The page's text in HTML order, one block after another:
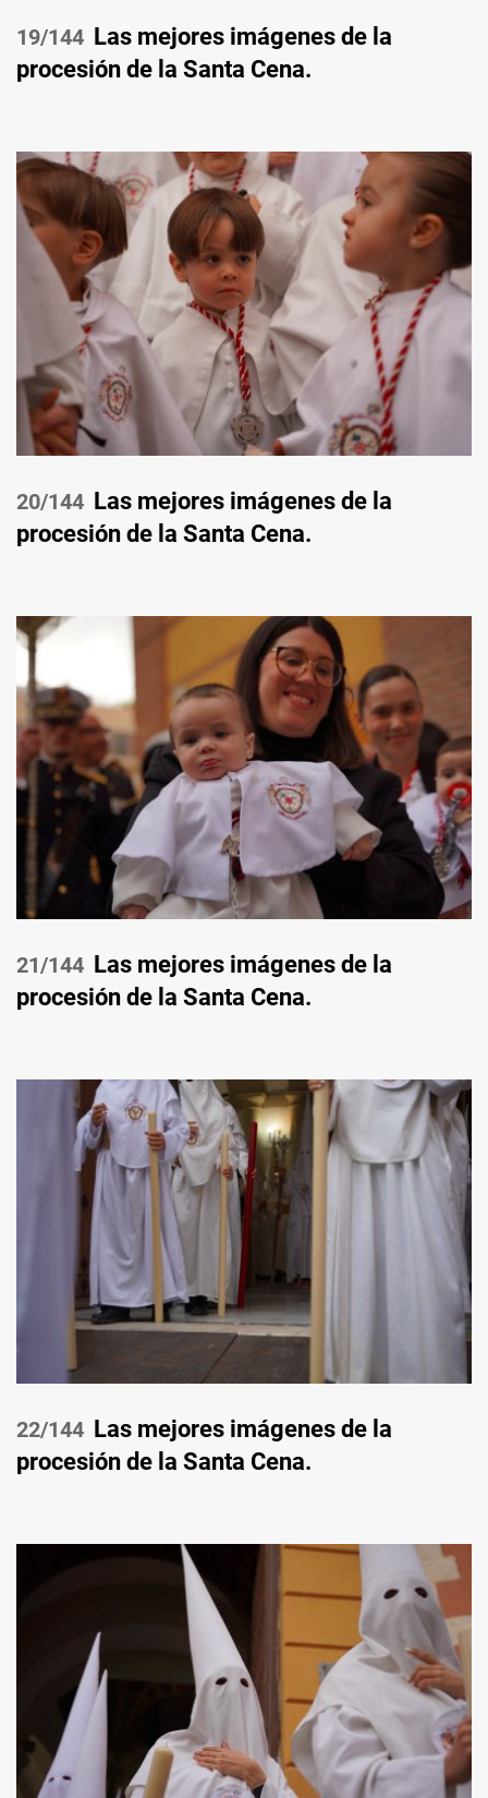
/144 Las mejores imágenes de la
procesión de la Santa Cena.
/144 Las mejores imágenes de la
procesión de la Santa Cena.
/144 Las mejores imágenes de la
procesión de la Santa Cena.
/144 Las mejores imágenes de la
procesión de la Santa Cena.